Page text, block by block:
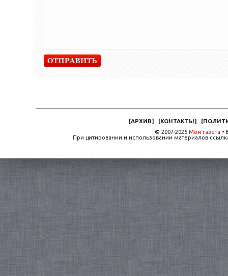
[АРХИВ] [КОНТАКТЫ] [
© 2007-2026 Моя газета •
При цитировании и использовании материалов